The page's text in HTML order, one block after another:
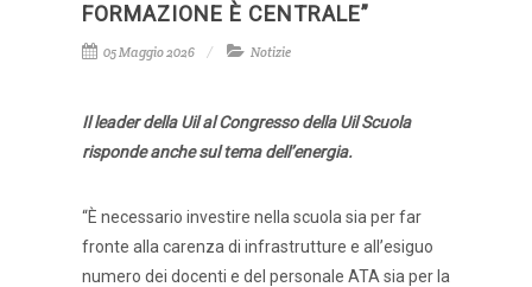
FORMAZIONE È CENTRALE”
05 Maggio 2026 Notizie
Il leader della Uil al Congresso della Uil Scuola
risponde anche sul tema dell’energia.
“È necessario investire nella scuola sia per far
fronte alla carenza di infrastrutture e all’esiguo
numero dei docenti e del personale ATA sia per la